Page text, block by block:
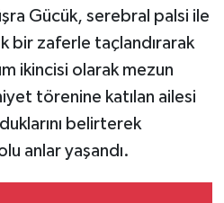
Gücük, serebral palsi ile
bir zaferle taçlandırarak
ikincisi olarak mezun
törenine katılan ailesi
belirterek
anlar yaşandı.